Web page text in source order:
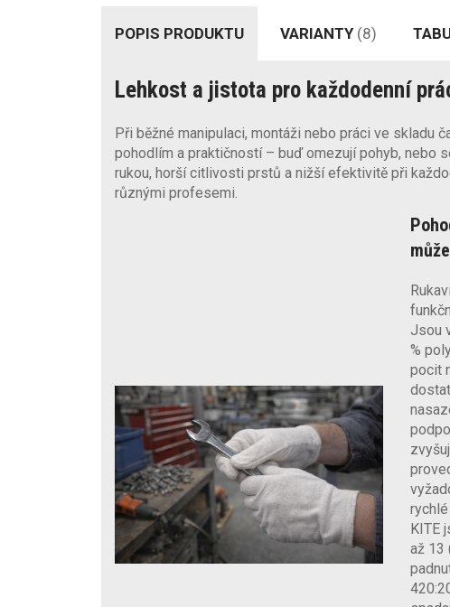
POPIS PRODUKTU VARIANTY (8)
Lehkost a jistota pro každodenní
Při běžné manipulaci, montáži nebo práci ve skladu
pohodlím a praktičností – buď omezují pohyb, nebo
rukou, horší citlivosti prstů a nižší efektivitě při
různými profesemi.
Jsou
%
pocit
KITE
až 13